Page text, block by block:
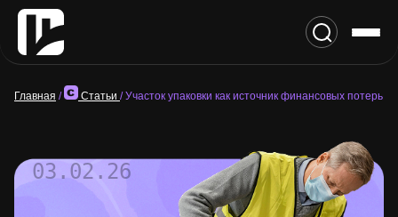
Главная / Статьи /Участок упаковки как источник финансовых потерь
03.02.26